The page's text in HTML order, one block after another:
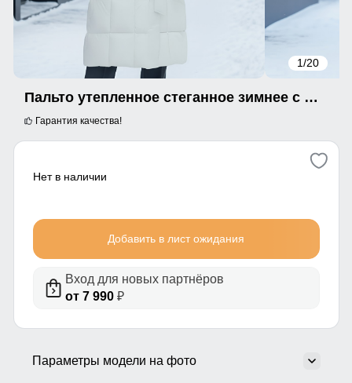
1/20
Пальто утепленное стеганное зимнее с капюшоном женское бежевого цвета 9609B
Гарантия качества!
Нет в наличии
Добавить в лист ожидания
Вход для новых партнёров
от 7 990₽
Параметры модели на фото